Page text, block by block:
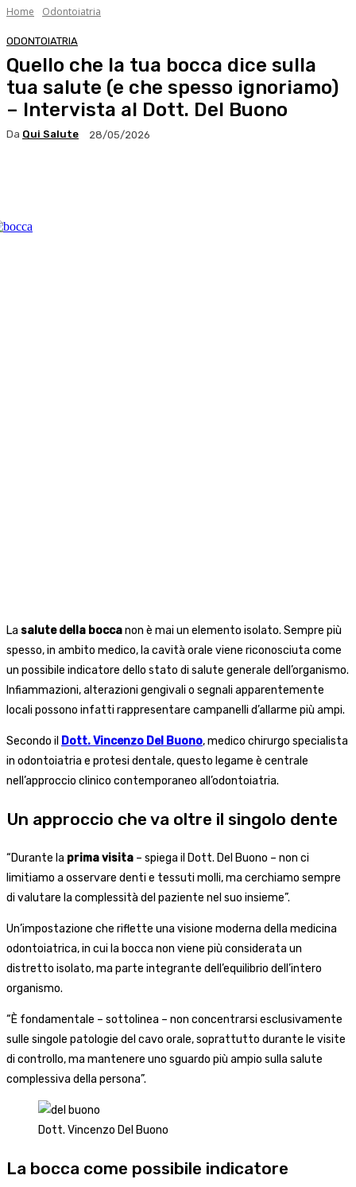
Home Odontoiatria
ODONTOIATRIA
Quello che la tua bocca dice sulla
tua salute (e che spesso ignoriamo)
– Intervista al Dott. Del Buono
Da Qui Salute 28/05/2026
La salute della boccanon è mai un elemento isolato. Sempre più
spesso, in ambito medico, la cavità orale viene riconosciuta come
un possibile indicatore dello stato di salute generale dell’organismo.
Infiammazioni, alterazioni gengivali o segnali apparentemente
locali possono infatti rappresentare campanelli d’allarme più ampi.
Secondo il Dott. Vincenzo Del Buono, medico chirurgo specialista
in odontoiatria e protesi dentale, questo legame è centrale
nell’approccio clinico contemporaneo all’odontoiatria.
Un approccio che va oltre il singolo dente
“Durante la prima visita – spiega il Dott. Del Buono – non ci
limitiamo a osservare denti e tessuti molli, ma cerchiamo sempre
di valutare la complessità del paziente nel suo insieme”.
Un’impostazione che riflette una visione moderna della medicina
odontoiatrica, in cui la bocca non viene più considerata un
distretto isolato, ma parte integrante dell’equilibrio dell’intero
organismo.
“È fondamentale – sottolinea – non concentrarsi esclusivamente
sulle singole patologie del cavo orale, soprattutto durante le visite
di controllo, ma mantenere uno sguardo più ampio sulla salute
complessiva della persona”.
Dott. Vincenzo Del Buono
La bocca come possibile indicatore